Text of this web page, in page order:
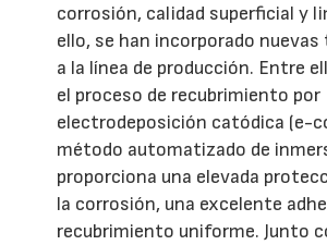
corrosión, calidad superficial y
ello, se han incorporado
a la línea de producción. Entre
el proceso de recubrimiento por
electrodeposición catódica (e-
método automatizado de
proporciona una elevada
la corrosión, una excelente
recubrimiento uniforme. Junto